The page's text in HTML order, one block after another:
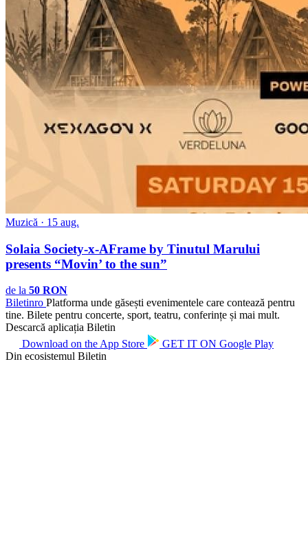
Muzică · 15 aug.
Solaia Society-x-AFrame by Tinutul Marului
presents “Movin’ to the sun”
de la 50 RON
Biletinro Platforma unde găsești evenimentele care contează pentru
tine. Bilete pentru concerte, sport, teatru, conferințe și mai mult.
Descarcă aplicația Biletin
Download on the App Store GET IT ON Google Play
Din ecosistemul Biletin